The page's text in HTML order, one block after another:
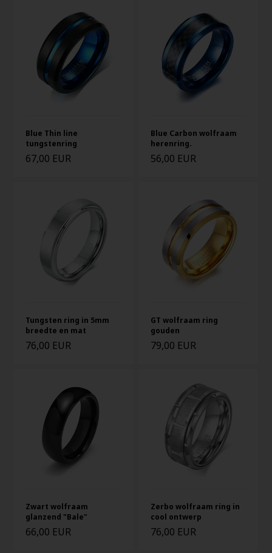
Blue Thin line
tungstenring
67,00 EUR
Blue Carbon wolfraam
herenring.
56,00 EUR
Tungsten ring in 5mm
breedte en mat
76,00 EUR
GT wolfraam ring
gouden
79,00 EUR
Zwart wolfraam
glanzend "Bale"
66,00 EUR
Zerbo wolfraam ring in
cool ontwerp
76,00 EUR